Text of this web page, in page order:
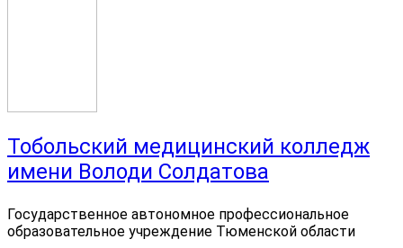
Тобольский медицинский колледж
имени Володи Солдатова
Государственное автономное профессиональное
образовательное учреждение Тюменской области